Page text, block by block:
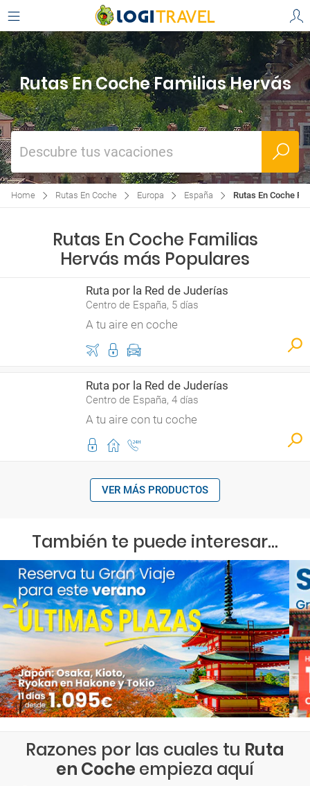
Rutas En Coche Familias Hervás
Descubre tus vacaciones
Home Rutas En Coche Europa España Rutas En Coche
Rutas En Coche Familias
Hervás más Populares
Ruta por la Red de Juderías
Centro de España, 5 días
A tu aire en coche
Ruta por la Red de Juderías
Centro de España, 4 días
A tu aire con tu coche
VER MÁS PRODUCTOS
También te puede interesar...
Razones por las cuales tu Ruta
en Coche empieza aquí